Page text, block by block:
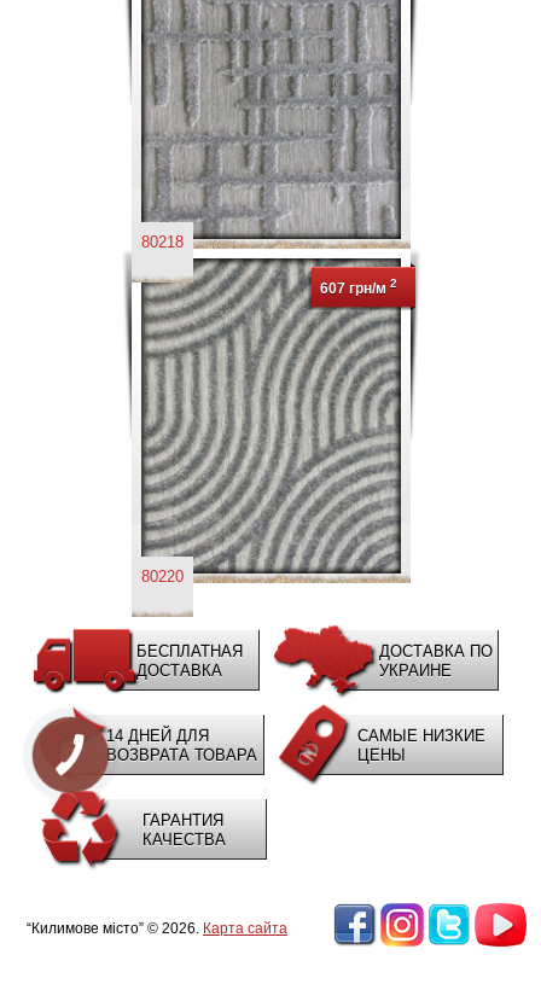
80218
607 грн/м 2
80220
БЕСПЛАТНАЯ
ДОСТАВКА
ДОСТАВКА ПО
УКРАИНЕ
14 ДНЕЙ ДЛЯ
ВОЗВРАТА ТОВАРА
САМЫЕ НИЗКИЕ
ЦЕНЫ
ГАРАНТИЯ
КАЧЕСТВА
“Килимове місто” © 2026. Карта сайта